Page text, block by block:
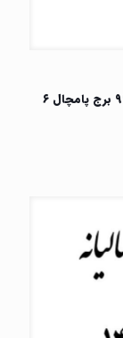
آگهی دعوت به مجمع عمومی عادی سالیانه سال ۹۹ برج پامچال ۶